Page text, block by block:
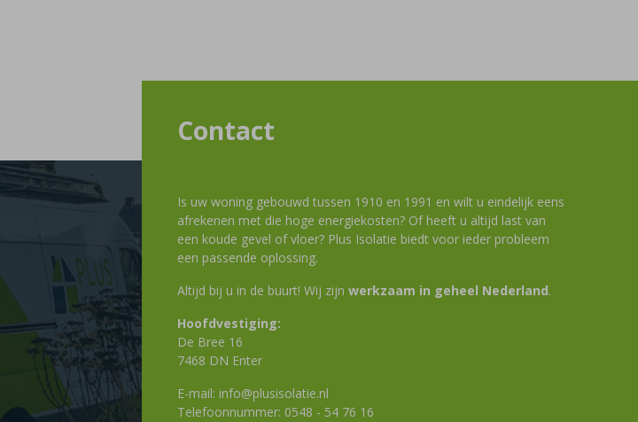
Contact
Is uw woning gebouwd tussen 1910 en 1991 en wilt u eindelijk eens
afrekenen met die hoge energiekosten? Of heeft u altijd last van
een koude gevel of vloer? Plus Isolatie biedt voor ieder probleem
een passende oplossing.
Altijd bij u in de buurt! Wij zijn werkzaam in geheel Nederland.
Hoofdvestiging:
De Bree 16
7468 DN Enter
E-mail: info@plusisolatie.nl
Telefoonnummer: 0548 - 54 76 16